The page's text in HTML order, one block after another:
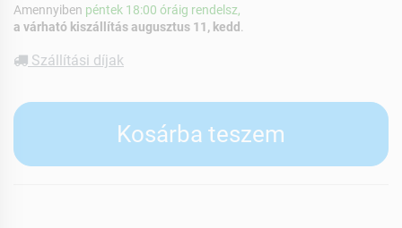
Amennyiben péntek 18:00 óráig rendelsz,
a várható kiszállítás augusztus 11, kedd
Szállítási díjak
Kosárba teszem